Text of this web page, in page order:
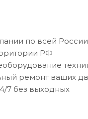
по всей России
РФ
ремонт ваших
7 без выходных